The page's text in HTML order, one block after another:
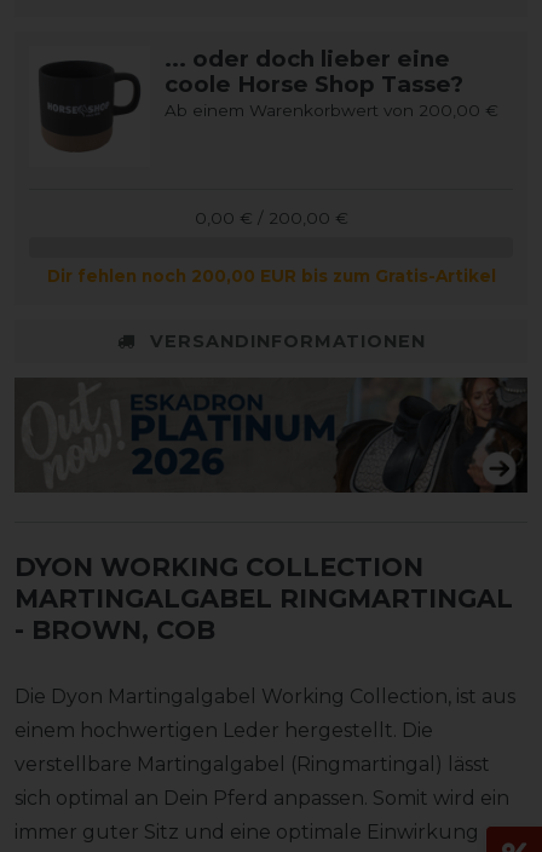
... oder doch lieber eine
coole Horse Shop Tasse?
Ab einem Warenkorbwert von 200,00 €
0,00 € / 200,00 €
Dir fehlen noch 200,00 EUR bis zum Gratis-Artikel
VERSANDINFORMATIONEN
DYON WORKING COLLECTION
MARTINGALGABEL RINGMARTINGAL
- BROWN, COB
Die Dyon Martingalgabel Working Collection, ist aus
einem hochwertigen Leder hergestellt. Die
verstellbare Martingalgabel (Ringmartingal) lässt
sich optimal an Dein Pferd anpassen. Somit wird ein
immer guter Sitz und eine optimale Einwirkung